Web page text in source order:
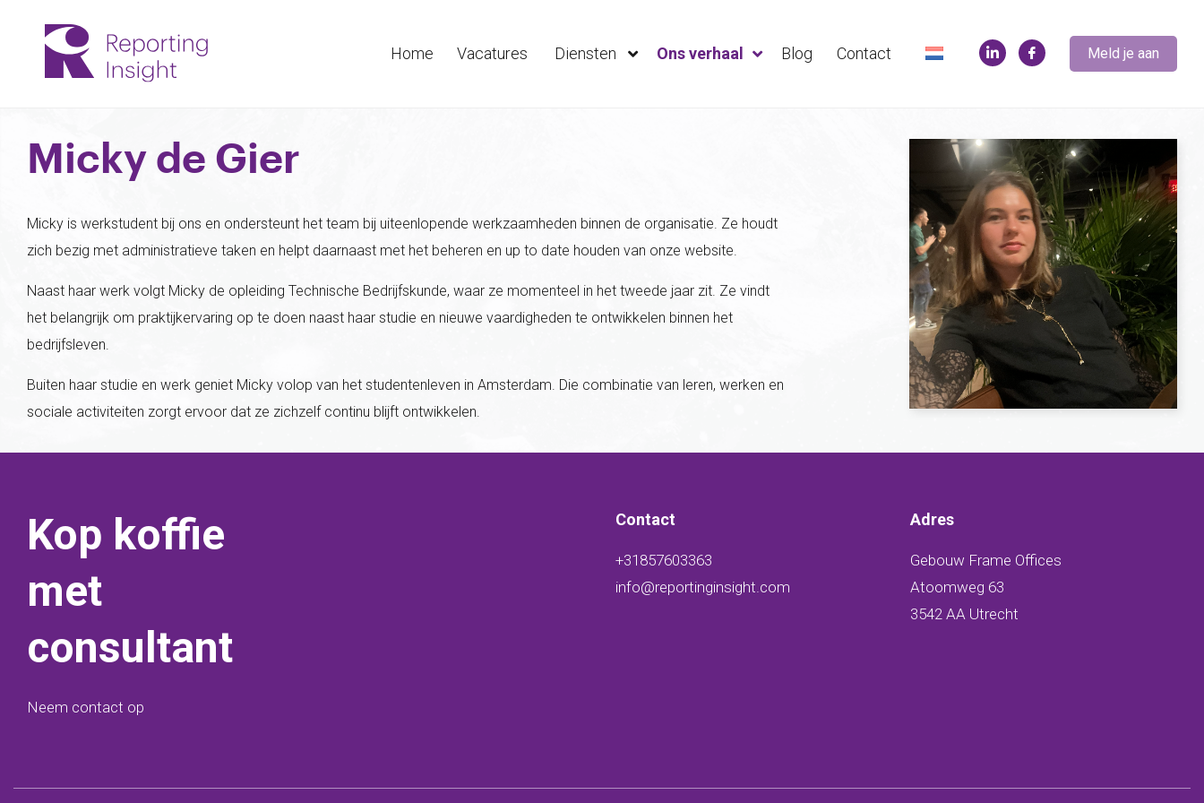
Home Vacatures Diensten Ons verhaal Blog Contact Meld je aan
Micky de Gier
Micky is werkstudent bij ons en ondersteunt het team bij uiteenlopende werkzaamheden binnen de organisatie. Ze houdt
zich bezig met administratieve taken en helpt daarnaast met het beheren en up to date houden van onze website.
Naast haar werk volgt Micky de opleiding Technische Bedrijfskunde, waar ze momenteel in het tweede jaar zit. Ze vindt
het belangrijk om praktijkervaring op te doen naast haar studie en nieuwe vaardigheden te ontwikkelen binnen het
bedrijfsleven.
Buiten haar studie en werk geniet Micky volop van het studentenleven in Amsterdam. Die combinatie van leren, werken en
sociale activiteiten zorgt ervoor dat ze zichzelf continu blijft ontwikkelen.
Kop koffie
met
consultant
Neem contact op
Contact
+31857603363
info@reportinginsight.com
Adres
Gebouw Frame Offices
Atoomweg 63
3542 AA Utrecht